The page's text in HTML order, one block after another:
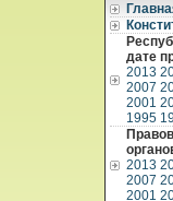
дате
2013
2007
2001
1995
2013
2007
2001